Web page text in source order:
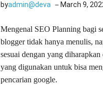
byadmin@deva March 9,
Mengenal SEO Planning bagi
blogger tidak hanya menulis,
sesuai dengan yang
yang digunakan untuk bisa
pencarian google.